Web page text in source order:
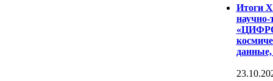
Итоги
научно-
данные,